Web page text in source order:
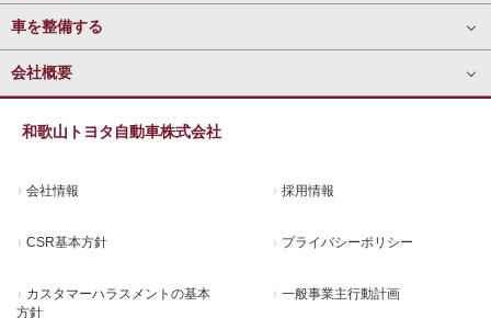
車を整備する
会社概要
和歌山トヨタ自動車株式会社
会社情報 採用情報
CSR基本方針 プライバシーポリシー
カスタマーハラスメントの基本
方針
一般事業主行動計画